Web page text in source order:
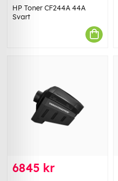
HP Toner CF244A 44A
Svart
6845 kr